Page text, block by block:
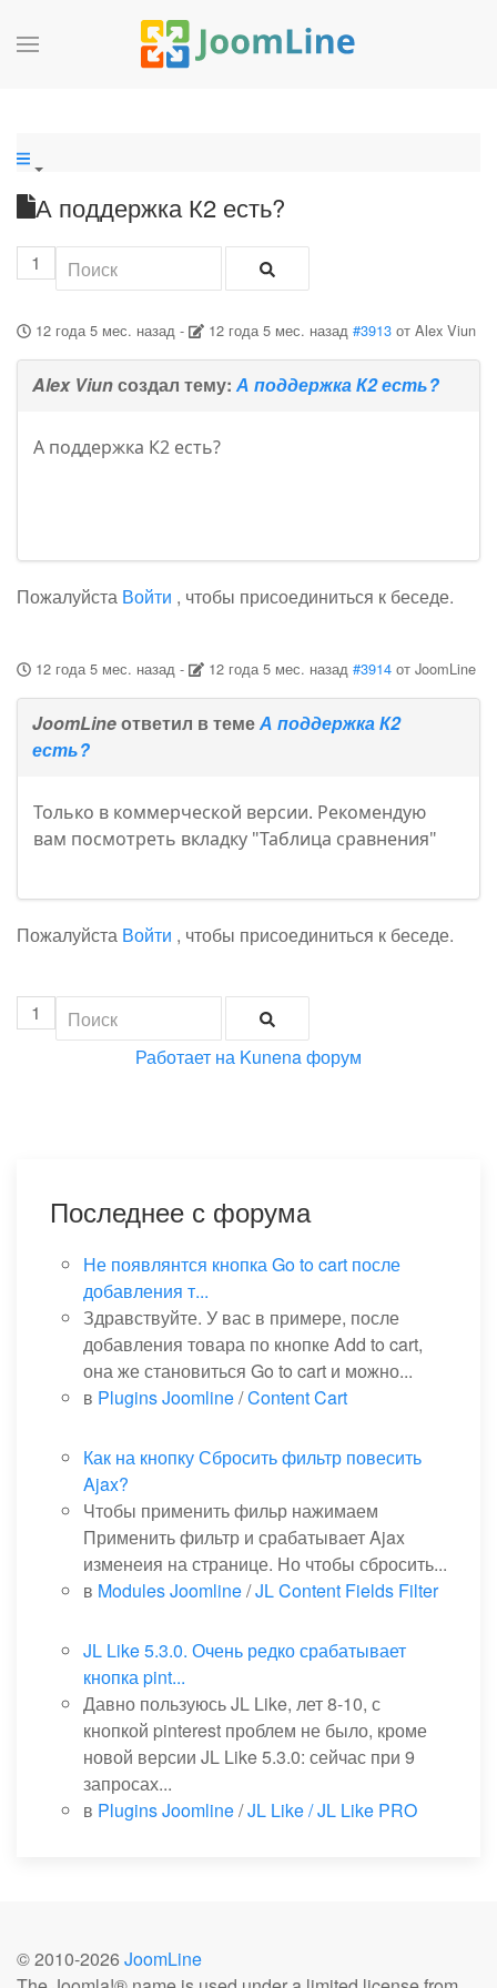
А поддержка К2 есть?
1
12 года 5 мес. назад- 12 года 5 мес. назад #3913 отAlex Viun
Alex Viunсоздал тему: А поддержка К2 есть?
А поддержка К2 есть?
Пожалуйста Войти , чтобы присоединиться к беседе.
12 года 5 мес. назад- 12 года 5 мес. назад #3914 отJoomLine
JoomLineответил в темеА поддержка К2
есть?
Только в коммерческой версии. Рекомендую
вам посмотреть вкладку "Таблица сравнения"
Пожалуйста Войти , чтобы присоединиться к беседе.
1
Работает на Kunena форум
Последнее с форума
Не появлянтся кнопка Go to cart после
добавления т...
Здравствуйте. У вас в примере, после
добавления товара по кнопке Add to cart,
она же становиться Go to cart и можно...
в Plugins Joomline/Content Cart
Как на кнопку Сбросить фильтр повесить
Ajax?
Чтобы применить фильр нажимаем
Применить фильтр и срабатывает Ajax
изменеия на странице. Но чтобы сбросить...
в Modules Joomline/JL Content Fields Filter
JL Like 5.3.0. Очень редко срабатывает
кнопка pint...
Давно пользуюсь JL Like, лет 8-10, с
кнопкой pinterest проблем не было, кроме
новой версии JL Like 5.3.0: сейчас при 9
запросах...
в Plugins Joomline/JL Like / JL Like PRO
© 2010-2026 JoomLine